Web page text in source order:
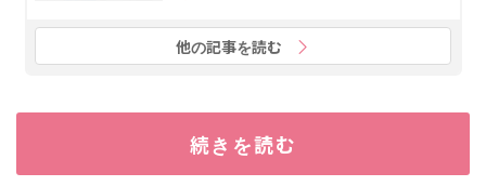
他の記事を読む
続きを読む